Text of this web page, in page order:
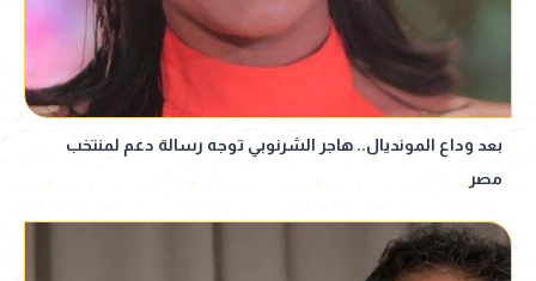
بعد وداع المونديال.. هاجر الشرنوبي توجه رسالة دعم لمنتخب
مصر